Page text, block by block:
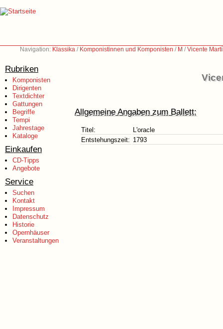
Navigation: Klassika / Komponistinnen und Komponisten / M /Vicente
Rubriken
Komponisten
Dirigenten
Textdichter
Gattungen
Begriffe
Tempi
Jahrestage
Kataloge
Einkaufen
CD-Tipps
Angebote
Service
Suchen
Kontakt
Impressum
Datenschutz
Historie
Opernhäuser
Veranstaltungen
Allgemeine Angaben zum Ballett:
Titel:
L'oracle
Entstehungszeit: 1793